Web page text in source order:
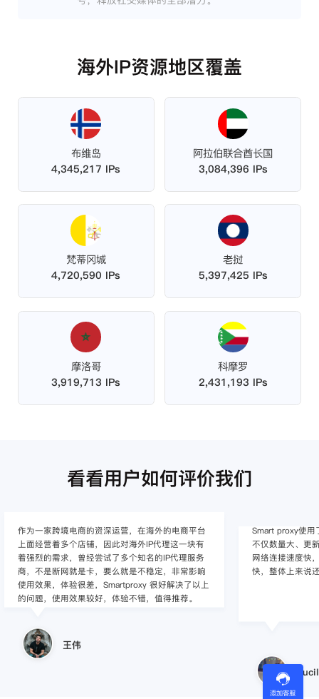
海外IP资源地区覆盖
布维岛
4,345,217 IPs
阿拉伯联合酋长国
3,084,396 IPs
梵蒂冈城
4,720,590 IPs
老挝
5,397,425 IPs
摩洛哥
3,919,713 IPs
科摩罗
2,431,193 IPs
看看用户如何评价我们
作为一家跨境电商的资深运营，在海外的电商平台
上面经营着多个店铺，因此对海外IP代理这一块有
着强烈的需求，曾经尝试了多个知名的IP代理服务
商，不是断网就是卡，要么就是不稳定，非常影响
使用效果，体验很差，Smartproxy 很好解决了以上
的问题，使用效果较好，体验不错，值得推荐。
王伟
Smart proxy使用
不仅数量大、更
网络连接速度快
快，整体上来说
添加客服